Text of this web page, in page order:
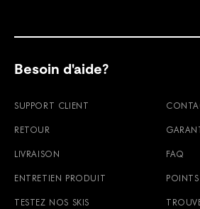
Besoin d'aide?
SUPPORT CLIENT
RETOUR
LIVRAISON FAQ
ENTRETIEN PRODUIT
TESTEZ NOS SKIS